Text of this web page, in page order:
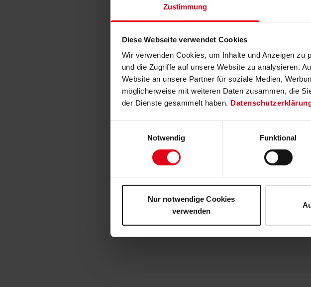
Zustimmung
Diese Webseite verwendet Cookies
Wir verwenden Cookies, um Inhalte und Anzeigen
und die Zugriffe auf unsere Website zu analysieren.
Website an unsere Partner für soziale Medien,
möglicherweise mit weiteren Daten zusammen, die
der Dienste gesammelt haben.
Notwendig
Funktional
Nur notwendige Cookies
verwenden